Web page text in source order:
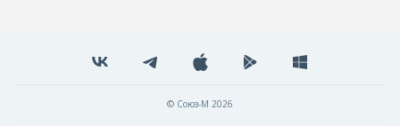
© Союз-М 2026